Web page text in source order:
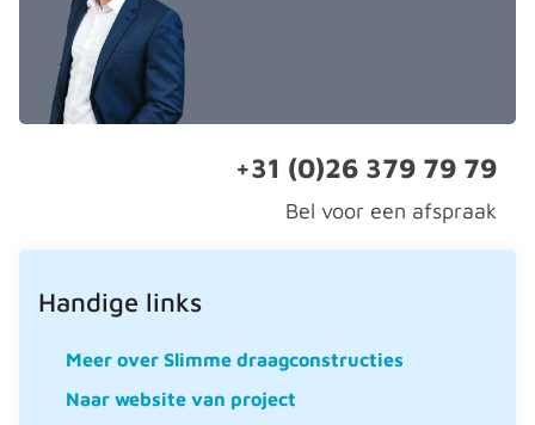
+31 (0)26 379 79 79
Bel voor een afspraak
Handige links
Meer over Slimme draagconstructies
Naar website van project